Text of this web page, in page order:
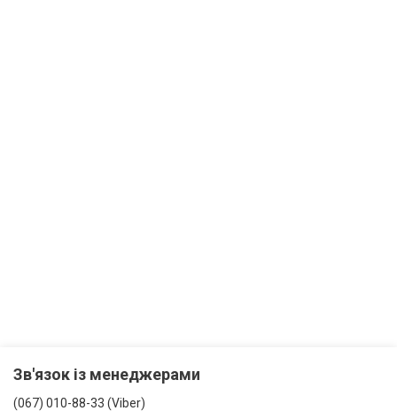
Зв'язок із менеджерами
(067) 010-88-33 (Viber)